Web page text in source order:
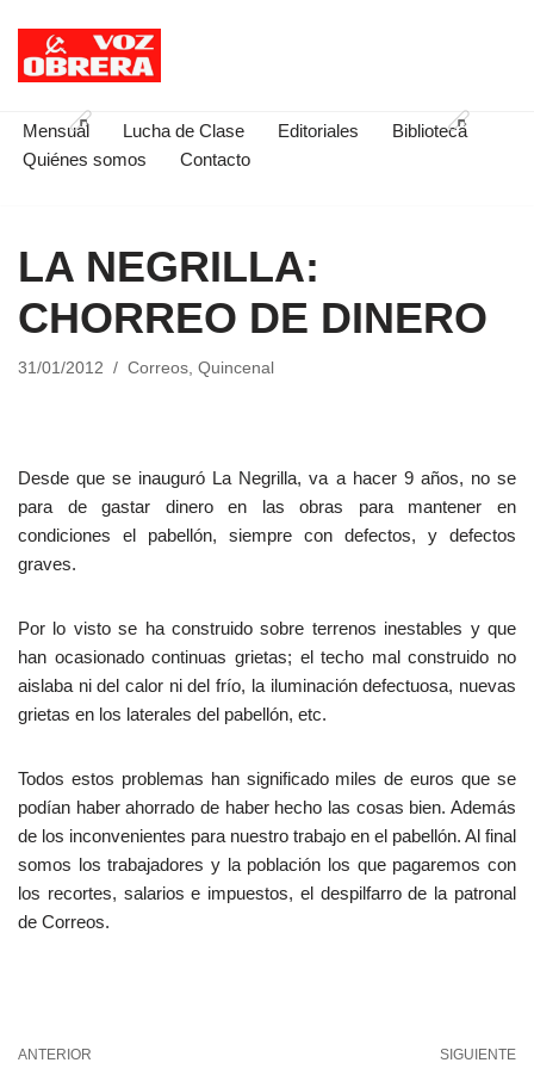
Saltar
contenido
Mensual Lucha de Clase Editoriales
Biblioteca
Quiénes somos
Contacto
LA NEGRILLA:
CHORREO DE DINERO
31/01/2012 Correos, Quincenal
Desde que se inauguró La Negrilla, va a hacer 9 años, no se
para de gastar dinero en las obras para mantener en
condiciones el pabellón, siempre con defectos, y defectos
graves.
Por lo visto se ha construido sobre terrenos inestables y que
han ocasionado continuas grietas; el techo mal construido no
aislaba ni del calor ni del frío, la iluminación defectuosa, nuevas
grietas en los laterales del pabellón, etc.
Todos estos problemas han significado miles de euros que se
podían haber ahorrado de haber hecho las cosas bien. Además
de los inconvenientes para nuestro trabajo en el pabellón. Al final
somos los trabajadores y la población los que pagaremos con
los recortes, salarios e impuestos, el despilfarro de la patronal
de Correos.
ANTERIOR SIGUIENTE